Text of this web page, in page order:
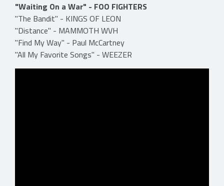
"Waiting On a War" - FOO FIGHTERS
"The Bandit" - KINGS OF LEON
"Distance" - MAMMOTH WVH
"Find My Way" - Paul McCartney
"All My Favorite Songs" - WEEZER